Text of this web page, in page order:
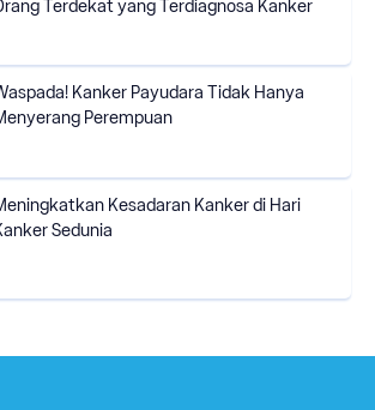
Terdekat yang Terdiagnosa Kanker
Kanker Payudara Tidak Hanya
Perempuan
Kesadaran Kanker di Hari
Sedunia